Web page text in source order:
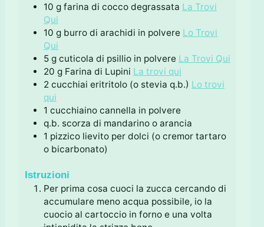
10 g farina di cocco degrassata La Trovi
Qui
10 g burro di arachidi in polvere Lo Trovi
Qui
5 g cuticola di psillio in polvere La Trovi Qui
20 g Farina di Lupini La trovi qui
2 cucchiai eritritolo (o stevia q.b.) Lo trovi
qui
1 cucchiaino cannella in polvere
q.b. scorza di mandarino o arancia
1 pizzico lievito per dolci (o cremor tartaro
o bicarbonato)
Istruzioni
Per prima cosa cuoci la zucca cercando di
accumulare meno acqua possibile, io la
cuocio al cartoccio in forno e una volta